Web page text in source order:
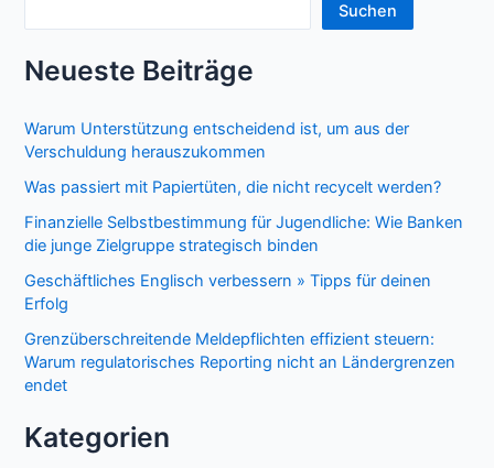
Suchen
Neueste Beiträge
Warum Unterstützung entscheidend ist, um aus der
Verschuldung herauszukommen
Was passiert mit Papiertüten, die nicht recycelt werden?
Finanzielle Selbstbestimmung für Jugendliche: Wie Banken
die junge Zielgruppe strategisch binden
Geschäftliches Englisch verbessern » Tipps für deinen
Erfolg
Grenzüberschreitende Meldepflichten effizient steuern:
Warum regulatorisches Reporting nicht an Ländergrenzen
endet
Kategorien